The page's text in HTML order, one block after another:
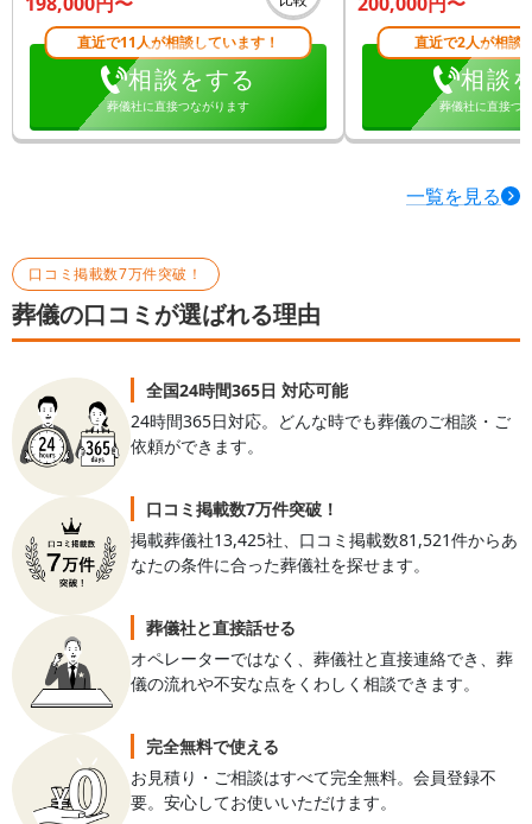
直近で11人が相談しています！
相談をする
葬儀社に直接つながります
直近で2人が相談
相談
葬儀社に直接つ
一覧を見る
口コミ掲載数7万件突破！
葬儀の口コミが選ばれる理由
全国24時間365日 対応可能
24時間365日対応。どんな時でも葬儀のご相談・ご
依頼ができます。
口コミ掲載数7万件突破！
掲載葬儀社13,425社、口コミ掲載数81,521件からあ
なたの条件に合った葬儀社を探せます。
葬儀社と直接話せる
オペレーターではなく、葬儀社と直接連絡でき、葬
儀の流れや不安な点をくわしく相談できます。
完全無料で使える
お見積り・ご相談はすべて完全無料。会員登録不
要。安心してお使いいただけます。